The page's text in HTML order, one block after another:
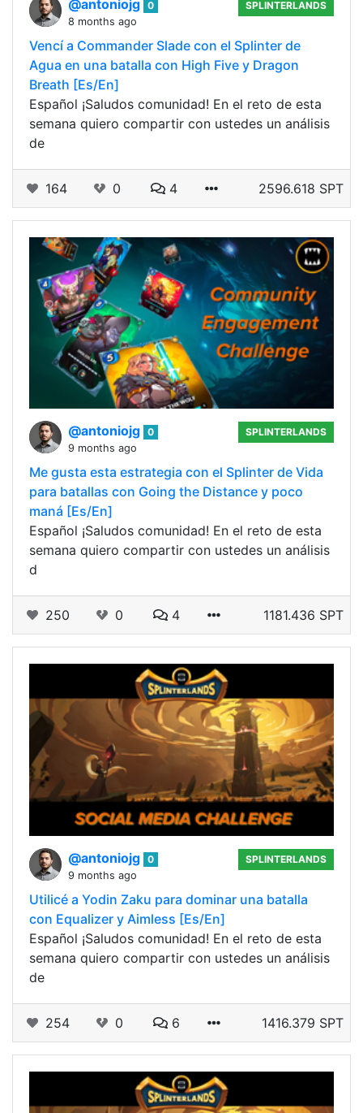
@antoniojg 0
8 months ago
SPLINTERLANDS
Vencí a Commander Slade con el Splinter de
Agua en una batalla con High Five y Dragon
Breath [Es/En]
Español ¡Saludos comunidad! En el reto de esta
semana quiero compartir con ustedes un análisis
de
164 0 4 2596.618 SPT
@antoniojg 0
9 months ago
SPLINTERLANDS
Me gusta esta estrategia con el Splinter de Vida
para batallas con Going the Distance y poco
maná [Es/En]
Español ¡Saludos comunidad! En el reto de esta
semana quiero compartir con ustedes un análisis
d
250 0 4 1181.436 SPT
@antoniojg 0
9 months ago
SPLINTERLANDS
Utilicé a Yodin Zaku para dominar una batalla
con Equalizer y Aimless [Es/En]
Español ¡Saludos comunidad! En el reto de esta
semana quiero compartir con ustedes un análisis
de
254 0 6 1416.379 SPT